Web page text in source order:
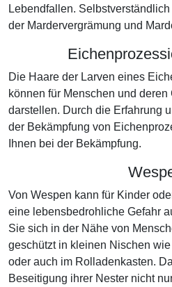
Lebendfallen.
der Mardervergrämung und
Die Haare der Larven eines
können für Menschen und
darstellen. Durch die Erfahrung
der Bekämpfung von
Ihnen bei der Bekämpfung.
Von Wespen kann für Kinder
eine lebensbedrohliche Gefahr
Sie sich in der Nähe von
geschützt in kleinen Nischen
oder auch im Rolladenkasten.
Beseitigung ihrer Nester nicht